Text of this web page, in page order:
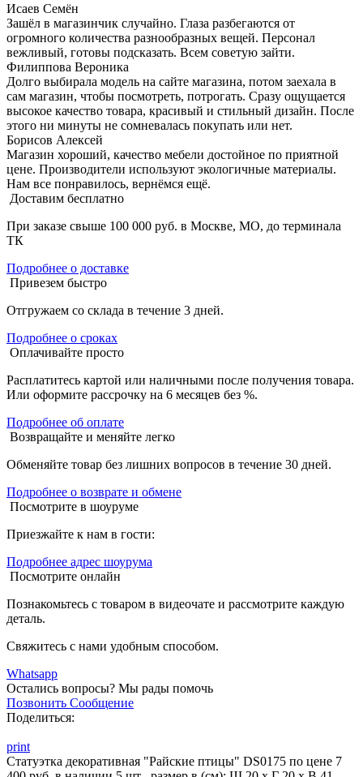
Исаев Семён
Зашёл в магазинчик случайно. Глаза разбегаются от
огромного количества разнообразных вещей. Персонал
вежливый, готовы подсказать. Всем советую зайти.
Филиппова Вероника
Долго выбирала модель на сайте магазина, потом заехала в
сам магазин, чтобы посмотреть, потрогать. Сразу ощущается
высокое качество товара, красивый и стильный дизайн. После
этого ни минуты не сомневалась покупать или нет.
Борисов Алексей
Магазин хороший, качество мебели достойное по приятной
цене. Производители используют экологичные материалы.
Нам все понравилось, вернёмся ещё.
Доставим бесплатно
При заказе свыше 100 000 руб. в Москве, МО, до терминала
ТК
Подробнее о доставке
Привезем быстро
Отгружаем со склада в течение 3 дней.
Подробнее о сроках
Оплачивайте просто
Расплатитесь картой или наличными после получения товара.
Или оформите рассрочку на 6 месяцев без %.
Подробнее об оплате
Возвращайте и меняйте легко
Обменяйте товар без лишних вопросов в течение 30 дней.
Подробнее о возврате и обмене
Посмотрите в шоуруме
Приезжайте к нам в гости:
Подробнее адрес шоурума
Посмотрите онлайн
Познакомьтесь с товаром в видеочате и рассмотрите каждую
деталь.
Свяжитесь с нами удобным способом.
Whatsapp
Остались вопросы? Мы рады помочь
Позвонить Сообщение
Поделиться:
print
Статуэтка декоративная "Райские птицы" DS0175 по цене 7